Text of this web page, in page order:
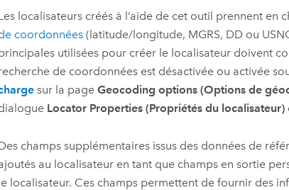
localisateurs créés à l’aide de cet outil prennent en
coordonnées(latitude/longitude, MGRS, DD ou
utilisées pour créer le localisateur doivent
de coordonnées est désactivée ou activée
sur la page Geocoding options (Options de
Locator Properties (Propriétés du localisateur)
champs supplémentaires issus des données de
au localisateur en tant que champs en sortie
localisateur. Ces champs permettent de fournir des